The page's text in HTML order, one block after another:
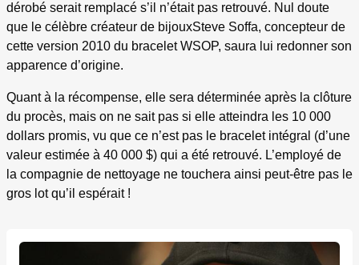
dérobé serait remplacé s’il n’était pas retrouvé. Nul doute
que le célèbre créateur de bijouxSteve Soffa, concepteur de
cette version 2010 du bracelet WSOP, saura lui redonner son
apparence d’origine.
Quant à la récompense, elle sera déterminée après la clôture
du procès, mais on ne sait pas si elle atteindra les 10 000
dollars promis, vu que ce n’est pas le bracelet intégral (d’une
valeur estimée à 40 000 $) qui a été retrouvé. L’employé de
la compagnie de nettoyage ne touchera ainsi peut-être pas le
gros lot qu’il espérait !